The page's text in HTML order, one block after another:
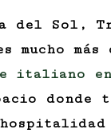
del Sol,
más
italiano
donde